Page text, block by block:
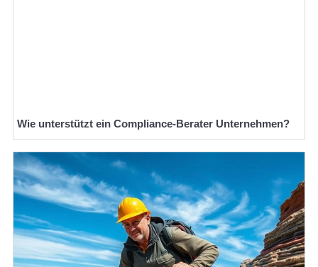
Wie unterstützt ein Compliance-Berater Unternehmen?